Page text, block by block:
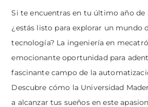
Si te encuentras en tu último año de
¿estás listo para explorar un mundo
tecnología? La ingeniería en
emocionante oportunidad para
fascinante campo de la
Descubre cómo la Universidad
a alcanzar tus sueños en este